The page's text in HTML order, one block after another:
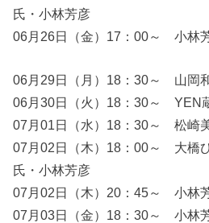
氏・小林芳彦
06月26日（金）17：00～ 小林
06月29日（月）18：30～ 山岡
06月30日（火）18：30～ YEN
07月01日（水）18：30～ 松崎
07月02日（木）18：00～ 大橋
氏・小林芳彦
07月02日（木）20：45～ 小林
07月03日（金）18：30～ 小林